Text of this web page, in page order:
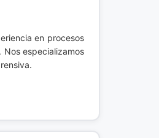
en procesos
especializamos